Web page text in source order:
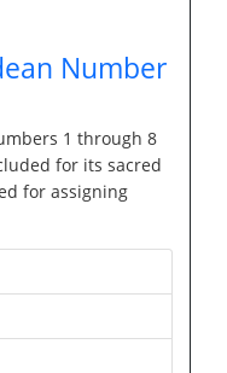
Number
1 through 8
for its sacred
for assigning